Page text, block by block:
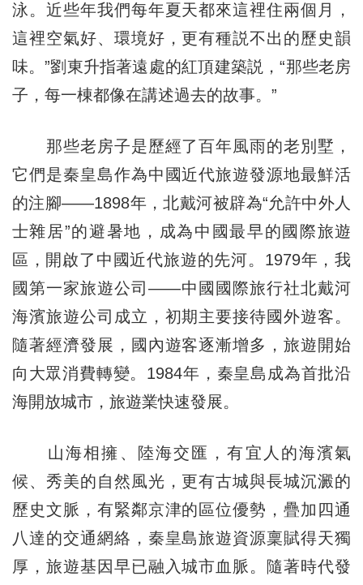
泳。近些年我們每年夏天都來這裡住兩個月，
這裡空氣好、環境好，更有種説不出的歷史韻
味。”劉東升指著遠處的紅頂建築説，“那些老房
子，每一棟都像在講述過去的故事。”
那些老房子是歷經了百年風雨的老別墅，
它們是秦皇島作為中國近代旅遊發源地最鮮活
的注腳——1898年，北戴河被辟為“允許中外人
士雜居”的避暑地，成為中國最早的國際旅遊
區，開啟了中國近代旅遊的先河。1979年，我
國第一家旅遊公司——中國國際旅行社北戴河
海濱旅遊公司成立，初期主要接待國外遊客。
隨著經濟發展，國內遊客逐漸增多，旅遊開始
向大眾消費轉變。1984年，秦皇島成為首批沿
海開放城市，旅遊業快速發展。
山海相擁、陸海交匯，有宜人的海濱氣
候、秀美的自然風光，更有古城與長城沉澱的
歷史文脈，有緊鄰京津的區位優勢，疊加四通
八達的交通網絡，秦皇島旅遊資源稟賦得天獨
厚，旅遊基因早已融入城市血脈。隨著時代發